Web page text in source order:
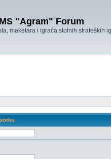
"Agram" Forum
maketara i igrača stolnih strateških